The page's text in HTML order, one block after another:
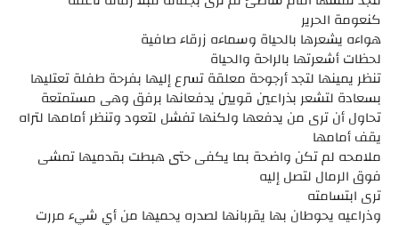
كنعومة الحرير
هواءه يشعرها بالحياة وسماءه زرقاء صافية
لحظات أشعرتها بالراحة والحياة
تنظر يمينها لتجد أرجوحة معلقة تسرع إليها بفرحة طفلة تعتليها
بسعادة لتشعر بذراعين قويين يدفعانها برفق وهى مستمتعة
تحاول أن ترى من يدفعها ولكنها تفشل لتعود وتنظر أمامها لتراه
يقف أمامها
ملامحه لم تكن واضحة بما يكفى حتى هبطت بقدميها تمشى
فوق الرمال لتصل إليه
ترى ابتسامته
وذراعيه يحوطان بها يقربانها لصدره يحميها من أي شيء مررت